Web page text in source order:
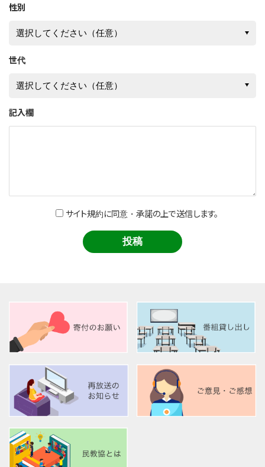
性別
世代
記入欄
サイト規約に同意・承諾の上で送信します。